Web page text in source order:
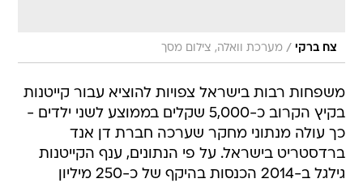
צח ברקי / מערכת וואלה, צילום מסך
משפחות רבות בישראל צפויות להוציא עבור קייטנות
בקיץ הקרוב כ-5,000 שקלים בממוצע לשני ילדים -
כך עולה מנתוני מחקר שערכה חברת דן אנד
ברדסטריט בישראל. על פי הנתונים, ענף הקייטנות
גילגל ב-2014 הכנסות בהיקף של כ-250 מיליון